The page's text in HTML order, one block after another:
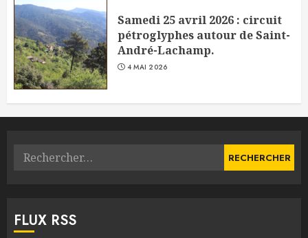
Samedi 25 avril 2026 : circuit
pétroglyphes autour de Saint-
André-Lachamp.
4 MAI 2026
Rechercher :
FLUX RSS